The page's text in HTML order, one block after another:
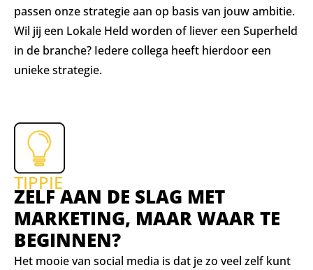
passen onze strategie aan op basis van jouw ambitie.
Wil jij een Lokale Held worden of liever een Superheld
in de branche? Iedere collega heeft hierdoor een
unieke strategie.
TIPPIE
ZELF AAN DE SLAG MET
MARKETING, MAAR WAAR TE
BEGINNEN?
Het mooie van social media is dat je zo veel zelf kunt